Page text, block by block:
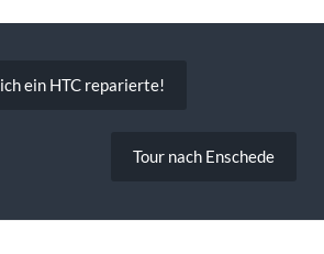
ein HTC reparierte!
Tour nach Enschede